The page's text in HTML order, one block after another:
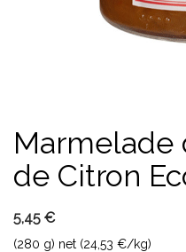
Marmelade
de Citron
5,45 €
(280 g) net (24,53 €/kg)